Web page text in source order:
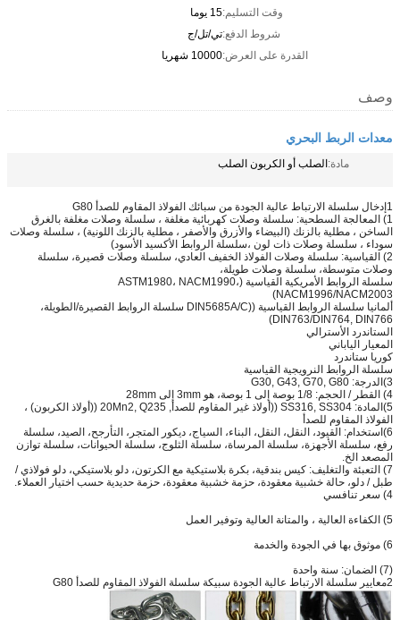
وقت التسليم:15 يوما
شروط الدفع:تي/تل/ج
القدرة على العرض:10000 شهريا
وصف
معدات الربط البحري
مادة:الصلب أو الكربون الصلب
1إدخال سلسلة الارتباط عالية الجودة من سبائك الفولاذ المقاوم للصدأ G80
1) المعالجة السطحية: سلسلة وصلات كهربائية مغلفة ، سلسلة وصلات مغلفة بالغرق
الساخن ، مطلية بالزنك (البيضاء والأزرق والأصفر ، مطلية بالزنك اللونية) ، سلسلة وصلات
سوداء ، سلسلة وصلات ذات لون ،سلسلة الروابط الأكسيد الأسود)
2) القياسية: سلسلة وصلات الفولاذ الخفيف العادي، سلسلة وصلات قصيرة، سلسلة
وصلات متوسطة، سلسلة وصلات طويلة،
سلسلة الروابط الأمريكية القياسية (ASTM1980، NACM1990،
NACM1996/NACM2003)
ألمانيا سلسلة الروابط القياسية ((DIN5685A/C سلسلة الروابط القصيرة/الطويلة،
DIN763/DIN764, DIN766)
الستاندرد الأسترالي
المعيار الياباني
كوريا ستاندرد
سلسلة الروابط النرويجية القياسية
3)الدرجة: G30, G43, G70, G80
4) القطر / الحجم: 1/8 بوصة إلى 1 بوصة، هو 3mm إلى 28mm
5)المادة: SS316, SS304 ((أولاذ غير المقاوم للصدأ, 20Mn2, Q235 ((أولاذ الكربون) ،
الفولاذ المقاوم للصدأ
6)استخدام: القيود، النقل، النقل، البناء، السياج، ديكور المتجر، التأرجح، الصيد، سلسلة
رفع، سلسلة الأجهزة، سلسلة المرساة، سلسلة الثلوج، سلسلة الحيوانات، سلسلة توازن
المصعد الخ.
7) التعبئة والتغليف: كيس بندقية، بكرة بلاستيكية مع الكرتون، دلو بلاستيكي، دلو فولاذي /
طبل / دلو، حالة خشبية معقودة، حزمة خشبية معقودة، حزمة حديدية حسب اختيار العملاء.
4) سعر تنافسي
5) الكفاءة العالية ، والمتانة العالية وتوفير العمل
6) موثوق بها في الجودة والخدمة
(7) الضمان: سنة واحدة
2معايير سلسلة الارتباط عالية الجودة سبيكة سلسلة الفولاذ المقاوم للصدأ G80